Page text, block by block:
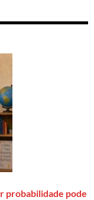
probabilidade pode